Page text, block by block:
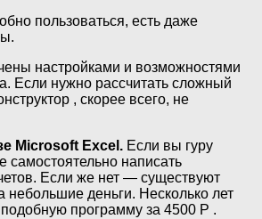
пользоваться, есть даже
настройками и возможностями
Если нужно рассчитать сложный
, скорее всего, не
Microsoft Excel. Если вы гуру
самостоятельно написать
Если же нет — существуют
небольшие деньги. Несколько лет
программу за 4500 Р .